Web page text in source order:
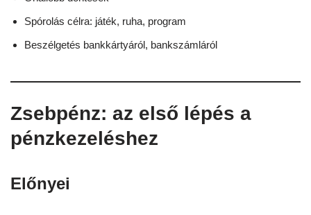
Spórolás célra: játék, ruha, program
Beszélgetés bankkártyáról, bankszámláról
Zsebpénz: az első lépés a
pénzkezeléshez
Előnyei